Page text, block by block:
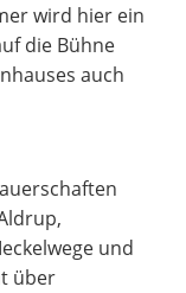
wird hier ein
die Bühne
auch
und
über